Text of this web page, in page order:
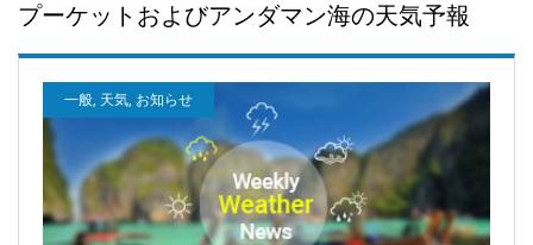
プーケットおよびアンダマン海の天気予報
一般, 天気, お知らせ